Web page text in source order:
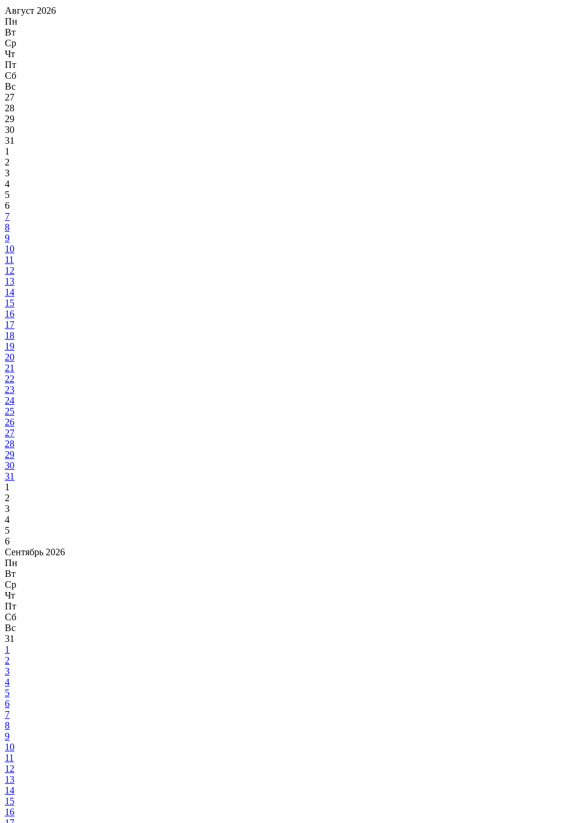
Август 2026
Пн
Вт
Ср
Чт
Пт
Сб
Вс
27
28
29
30
31
1
2
3
4
5
6
7
8
9
10
11
12
13
14
15
16
17
18
19
20
21
22
23
24
25
26
27
28
29
30
31
1
2
3
4
5
6
Сентябрь 2026
Пн
Вт
Ср
Чт
Пт
Сб
Вс
31
1
2
3
4
5
6
7
8
9
10
11
12
13
14
15
16